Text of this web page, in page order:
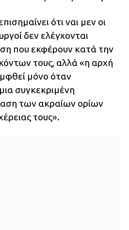
ότι ναι μεν οι
δεν ελέγχονται
που εκφέρουν κατά την
τους, αλλά «η αρχή
μόνο όταν
συγκεκριμένη
των ακραίων ορίων
τους».